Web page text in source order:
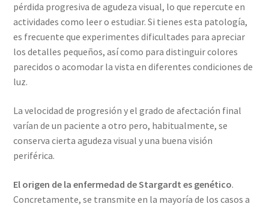
pérdida progresiva de agudeza visual, lo que repercute en
actividades como leer o estudiar. Si tienes esta patología,
es frecuente que experimentes dificultades para apreciar
los detalles pequeños, así como para distinguir colores
parecidos o acomodar la vista en diferentes condiciones de
luz.
La velocidad de progresión y el grado de afectación final
varían de un paciente a otro pero, habitualmente, se
conserva cierta agudeza visual y una buena visión
periférica.
El origen de la enfermedad de Stargardt es genético.
Concretamente, se transmite en la mayoría de los casos a